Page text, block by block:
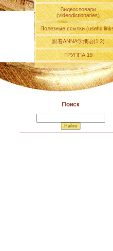
Видеословари
(videodictionaries)
Полезные ссылки (useful
跟着ANNA学俄语(1,2)
ГРУППА 19
Поиск